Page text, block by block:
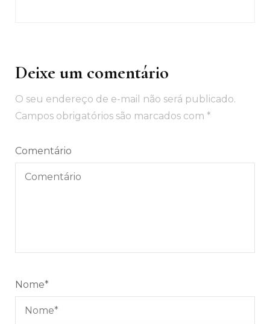
Deixe um comentário
O seu endereço de e-mail não será publicado.
Campos obrigatórios são marcados com *
Comentário
Nome*